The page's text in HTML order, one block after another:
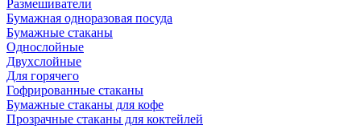
Размешиватели
Бумажная одноразовая посуда
Бумажные стаканы
Однослойные
Двухслойные
Для горячего
Гофрированные стаканы
Бумажные стаканы для кофе
Прозрачные стаканы для коктейлей